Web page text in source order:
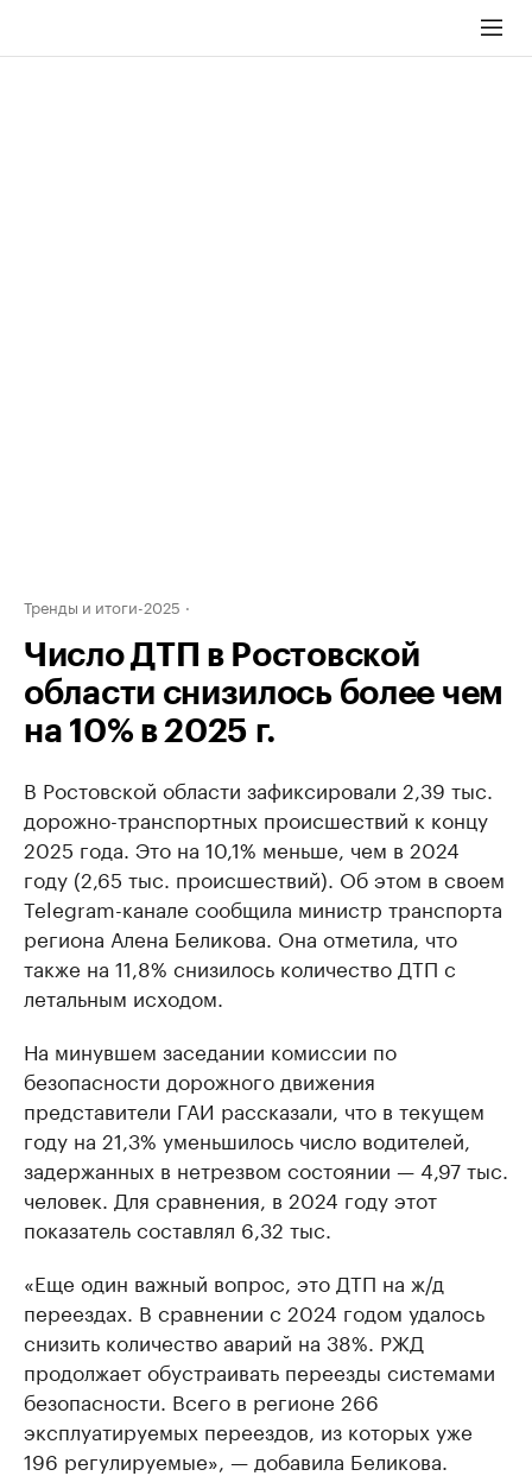
Тренды и итоги-2025
Число ДТП в Ростовской
области снизилось более чем
на 10% в 2025 г.
В Ростовской области зафиксировали 2,39 тыс.
дорожно-транспортных происшествий к концу
2025 года. Это на 10,1% меньше, чем в 2024
году (2,65 тыс. происшествий). Об этом в своем
Telegram-канале сообщила министр транспорта
региона Алена Беликова. Она отметила, что
также на 11,8% снизилось количество ДТП с
летальным исходом.
На минувшем заседании комиссии по
безопасности дорожного движения
представители ГАИ рассказали, что в текущем
году на 21,3% уменьшилось число водителей,
задержанных в нетрезвом состоянии — 4,97 тыс.
человек. Для сравнения, в 2024 году этот
показатель составлял 6,32 тыс.
«Еще один важный вопрос, это ДТП на ж/д
переездах. В сравнении с 2024 годом удалось
снизить количество аварий на 38%. РЖД
продолжает обустраивать переезды системами
безопасности. Всего в регионе 266
эксплуатируемых переездов, из которых уже
196 регулируемые», — добавила Беликова.